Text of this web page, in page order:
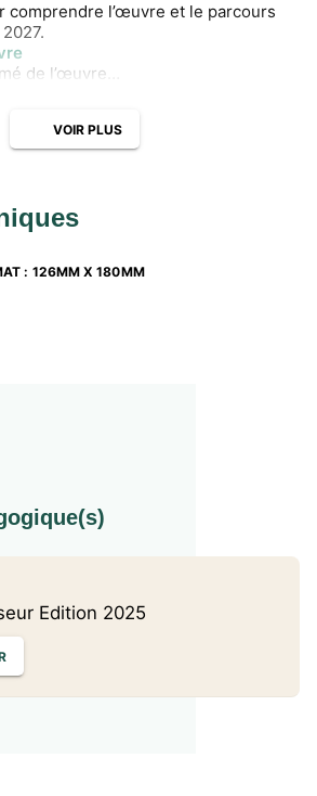
comprendre l’œuvre et le parcours
de l’œuvre
de l’œuvre
: un guide pédagogique
VOIR PLUS
: 126MM X 180MM
Edition 2025